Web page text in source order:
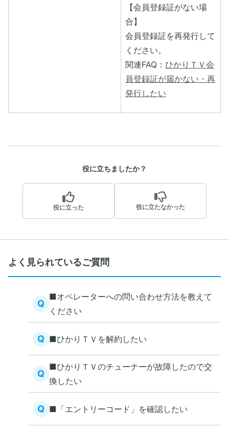
【会員登録証がない場
合】
会員登録証を再発行して
ください。
関連FAQ： ひかりＴＶ会
員登録証が届かない・再
発行したい
役に立ちましたか？
役に立った 役に立たなかった
よく見られているご質問
Q
■オペレーターへの問い合わせ方法を教えて
ください
Q ■ひかりＴＶを解約したい
Q
■ひかりＴＶのチューナーが故障したので交
換したい
Q ■「エントリーコード」を確認したい